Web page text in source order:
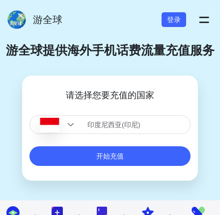
游全球 登录 =
游全球提供海外手机话费流量充值服务
请选择您要充值的国家
开始充值